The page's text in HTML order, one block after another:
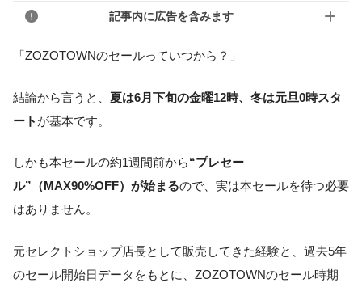
記事内に広告を含みます
「ZOZOTOWNのセールっていつから？」
結論から言うと、 夏は6月下旬の金曜12時、冬は元旦0時スタ
ート が基本です。
しかも本セールの約1週間前から“プレセー
ル”（MAX90%OFF）が始まるので、実は本セールを待つ必要
はありません。
元セレクトショップ店長として販売してきた経験と、過去5年
のセール開始日データをもとに、ZOZOTOWNのセール時期